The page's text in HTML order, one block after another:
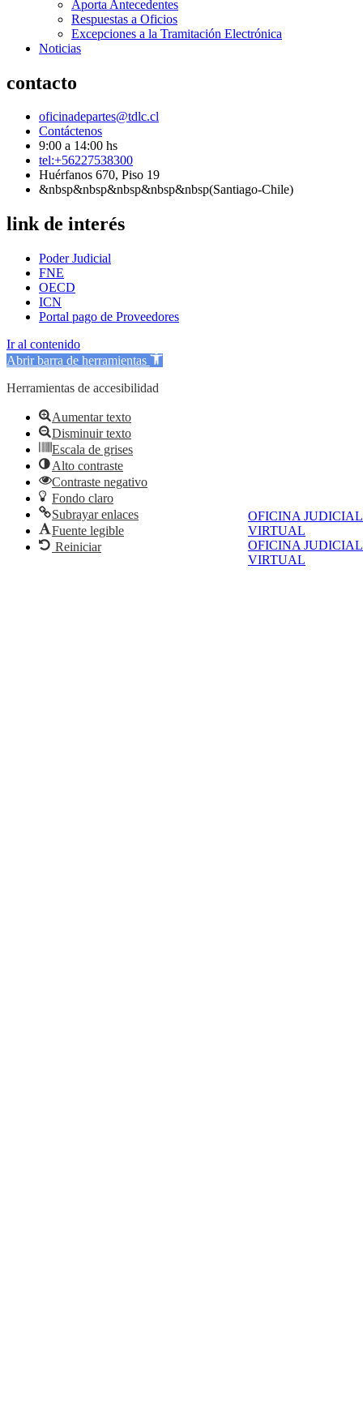
OFICINA JUDICIAL
VIRTUAL
OFICINA JUDICIAL
VIRTUAL
Aporta Antecedentes
Respuestas a Oficios
Excepciones a la Tramitación Electrónica
Noticias
contacto
oficinadepartes@tdlc.cl
Contáctenos
9:00 a 14:00 hs
tel:+56227538300
Huérfanos 670, Piso 19
&nbsp&nbsp&nbsp&nbsp&nbsp(Santiago-Chile)
link de interés
Poder Judicial
FNE
OECD
ICN
Portal pago de Proveedores
Ir al contenido
Abrir barra de herramientas
Herramientas de accesibilidad
Aumentar texto
Disminuir texto
Escala de grises
Alto contraste
Contraste negativo
Fondo claro
Subrayar enlaces
Fuente legible
Reiniciar